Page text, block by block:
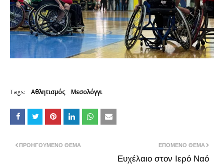
Tags: Αθλητισμός Μεσολόγγι
ΕΠΌΜΕΝΟ ΘΈΜΑ
Ευχέλαιο στον Ιερό Ναό
ΠΡΟΗΓΟΎΜΕΝΟ ΘΈΜΑ